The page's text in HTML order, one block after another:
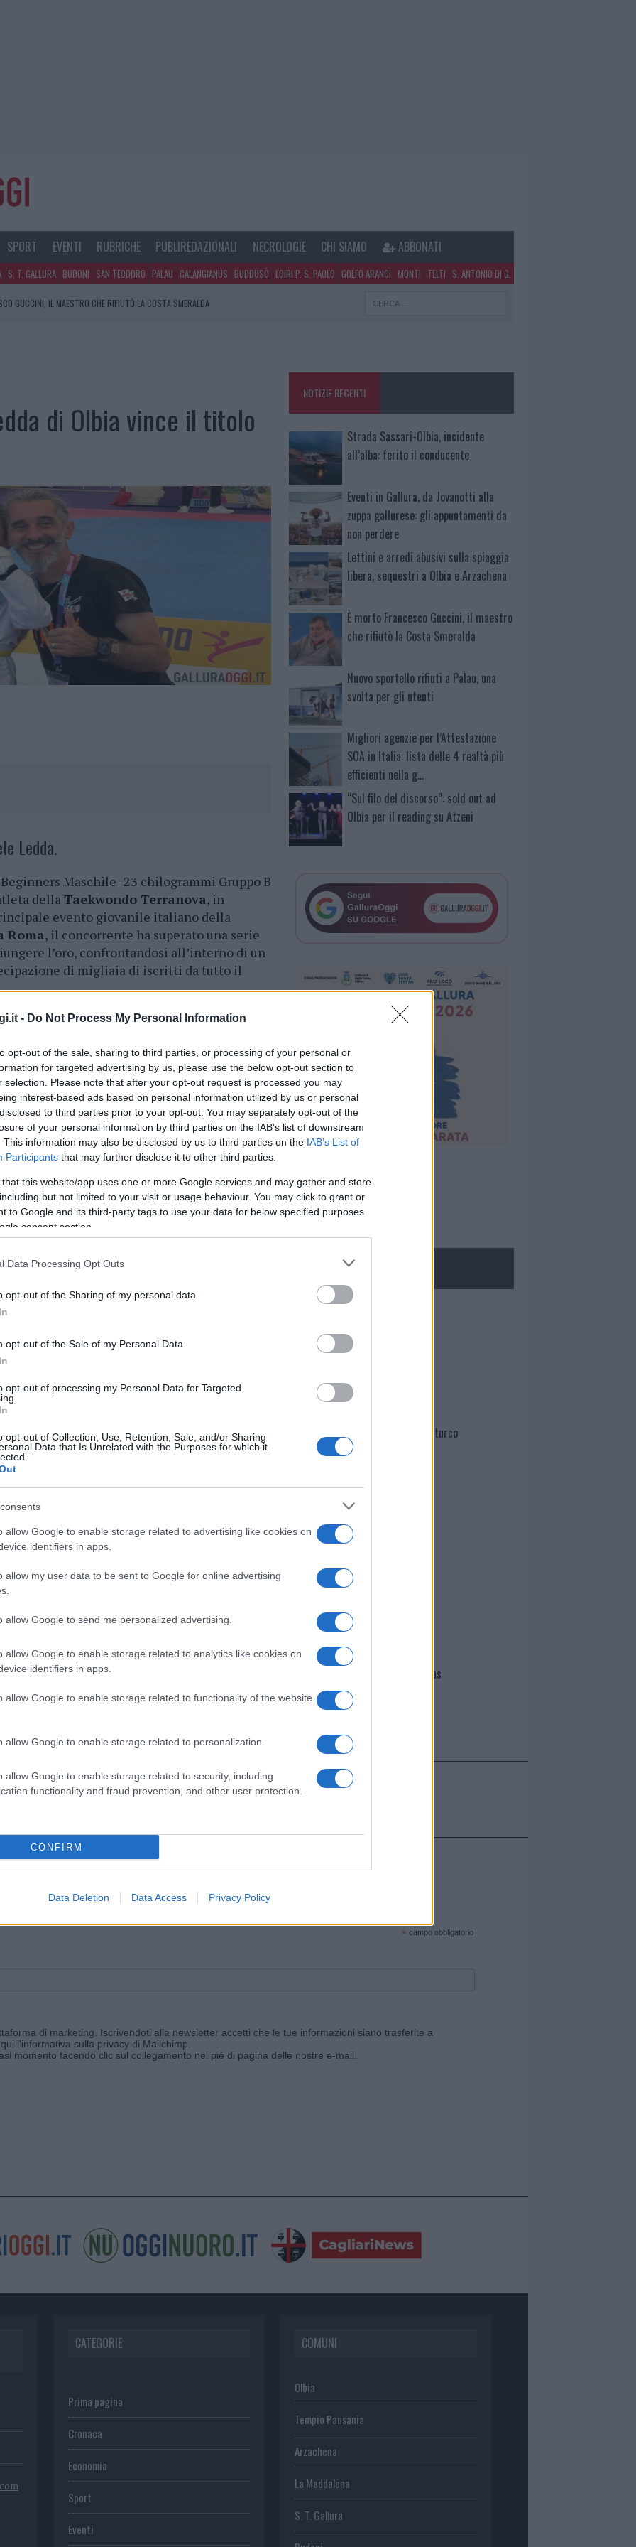
- Do Not Process My Personal Information
opt-out of the sale, sharing to third parties, or processing of your personal or
for targeted advertising by us, please use the below opt-out section to
selection. Please note that after your opt-out request is processed you may
interest-based ads based on personal information utilized by us or personal
to third parties prior to your opt-out. You may separately opt-out of the
of your personal information by third parties on the IAB’s list of downstream
This information may also be disclosed by us to third parties on the IAB’s List of
Participants that may further disclose it to other third parties.
that this website/app uses one or more Google services and may gather and store
but not limited to your visit or usage behaviour. You may click to grant or
to Google and its third-party tags to use your data for below specified purposes
consent section.
Data Processing Opt Outs
opt-out of the Sharing of my personal data.
opt-out of the Sale of my Personal Data.
opt-out of processing my Personal Data for Targeted
opt-out of Collection, Use, Retention, Sale, and/or Sharing
Data that Is Unrelated with the Purposes for which it
allow Google to enable storage related to advertising like cookies on
identifiers in apps.
allow my user data to be sent to Google for online advertising
allow Google to send me personalized advertising.
allow Google to enable storage related to analytics like cookies on
identifiers in apps.
allow Google to enable storage related to functionality of the website
allow Google to enable storage related to personalization.
allow Google to enable storage related to security, including
functionality and fraud prevention, and other user protection.
CONFIRM
Data Deletion Data Access Privacy Policy
SPORT EVENTI RUBRICHE PUBLIREDAZIONALI NECROLOGIE CHI SIAMO ABBONATI
S. T. GALLURA BUDONI SAN TEODORO PALAU CALANGIANUS BUDDUSÒ LOIRI P. S. PAOLO GOLFO ARANCI MONTI TELTI S. ANTONIO DI G.
RIFIUTI A PALAU, UNA SVOLTA PER GLI UTENTI
di Olbia vince il titolo
Ledda.
Maschile -23 chilogrammi Gruppo B
dellaTaekwondo Terranova, in
evento giovanile italiano della
Roma, il concorrente ha superato una serie
l’oro, confrontandosi all’interno di un
di migliaia di iscritti da tutto il
centraleper i vivai federali,
tecnica alla gestione emotiva richiesta dal
letestimonianze del pubblicoe degli
olbiese è stata caratterizzata da
ogni fase del tabellone, elementi che
di preparazione atletica svolti in
Terranova Olbia conquista l’argento ai
società di appartenenza, a partire dagli
Carrus, estendendosi alla squadra e ai
come l’affermazione sia il prodotto della
disciplina e sui principi formativi dell’arte
lavoro sul territorio nella crescita di profili
il
giovane taekwondoka
e il conseguimento di un traguardo
nella sezione
Prossimo articolo
NOTIZIE RECENTI
Strada Sassari-Olbia, incidente
all’alba: ferito il conducente
Eventi in Gallura, da Jovanotti alla
zuppa gallurese: gli appuntamenti da
non perdere
Lettini e arredi abusivi sulla spiaggia
libera, sequestri a Olbia e Arzachena
È morto Francesco Guccini, il maestro
che rifiutò la Costa Smeralda
Nuovo sportello rifiuti a Palau, una
svolta per gli utenti
Migliori agenzie per l’Attestazione
SOA in Italia: lista delle 4 realtà più
efficienti nella g…
“Sul filo del discorso”: sold out ad
Olbia per il reading su Atzeni
NECROLOGIE
Martina Agostina Diturco
I nostri cari
I nostri cari
Giovannimaria Cabras
Invia un Comunicato Stampa|Pubblicità|Segnala
e ricevi le nostre email periodiche contenenti le ultime notizie pubblicate sul sito web!
* campo obbligatorio
di marketing. Iscrivendoti alla newsletter accetti che le tue informazioni siano trasferite a
l'informativa sulla privacy di Mailchimp
momento facendo clic sul collegamento nel piè di pagina delle nostre e-mail.
CATEGORIE
Prima pagina
Cronaca
Economia
Sport
Eventi
COMUNI
Olbia
Tempio Pausania
Arzachena
La Maddalena
S. T. Gallura